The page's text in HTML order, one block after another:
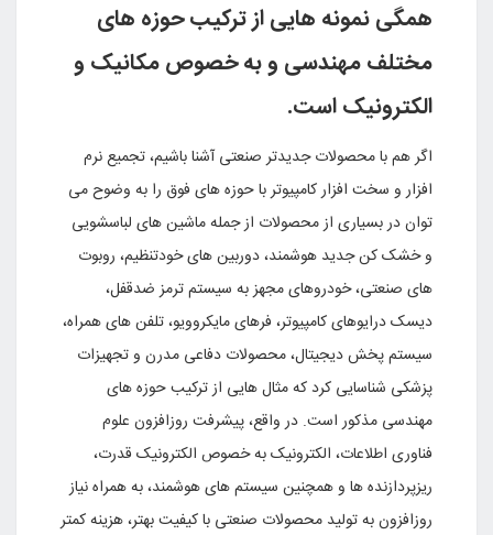
همگى نمونه هایى از ترکیب حوزه هاى
مختلف مهندسى و به خصوص مکانیک و
الکترونیک است.
اگر هم با محصولات جدیدتر صنعتى آشنا باشیم، تجمیع نرم
افزار و سخت افزار کامپیوتر با حوزه هاى فوق را به وضوح مى
توان در بسیارى از محصولات از جمله ماشین هاى لباسشویى
و خشک کن جدید هوشمند، دوربین هاى خودتنظیم، روبوت
هاى صنعتى، خودروهاى مجهز به سیستم ترمز ضدقفل،
دیسک درایوهاى کامپیوتر، فرهاى مایکروویو، تلفن هاى همراه،
سیستم پخش دیجیتال، محصولات دفاعى مدرن و تجهیزات
پزشکى شناسایى کرد که مثال هایى از ترکیب حوزه هاى
مهندسى مذکور است. در واقع، پیشرفت روزافزون علوم
فناورى اطلاعات، الکترونیک به خصوص الکترونیک قدرت،
ریزپردازنده ها و همچنین سیستم هاى هوشمند، به همراه نیاز
روزافزون به تولید محصولات صنعتى با کیفیت بهتر، هزینه کمتر